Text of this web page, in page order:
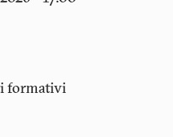
formativi